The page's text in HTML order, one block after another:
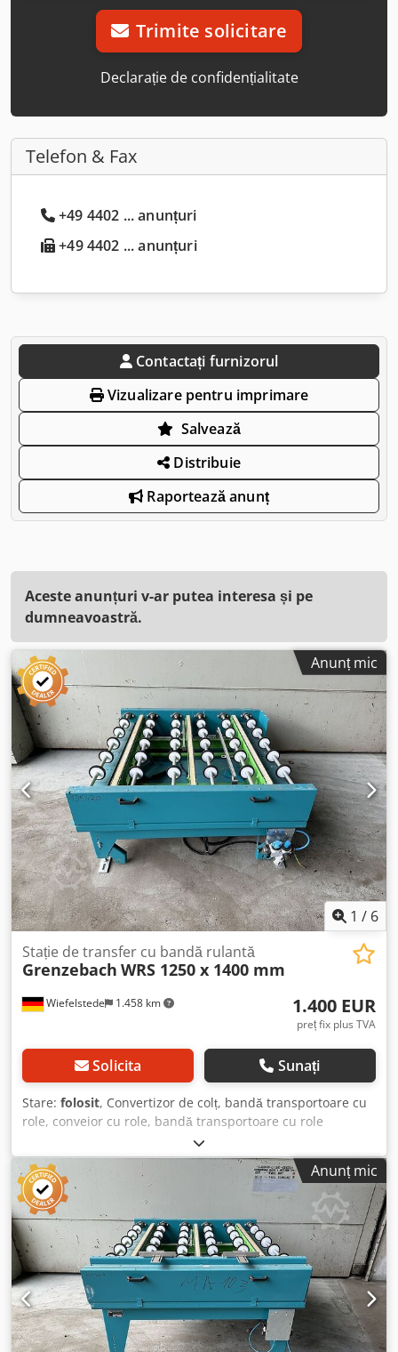
Trimite solicitare
Declarație de confidențialitate
Telefon & Fax
+49 4402 ... anunțuri
+49 4402 ... anunțuri
Contactați furnizorul
Vizualizare pentru imprimare
Salvează
Distribuie
Raportează anunț
Aceste anunțuri v-ar putea interesa și pe
dumneavoastră.
Anunț mic
1 / 6
Wiefelstede 1.458 km
Stație de transfer cu bandă rulantă
Grenzebach WRS 1250 x 1400 mm
1.400 EUR
preț fix plus TVA
Solicita Sunați
Stare: folosit, Convertizor de colț, bandă transportoare cu
role, conveior cu role, bandă transportoare cu role
acționată, conveior cu role cu extractor, stație de transfer -
Producător: Grenzebach, stație de transfer conveior cu role
tip WRS -Transmisie: SEW-Eurodrive 0,18 kW 1380/88 rpm /
0,18 kW 71 rpm -Distanță intermediară: 1500 mm -Lungime
de transport: 1250 mm -Distanța dintre axe: 250 mm -
Distanța dintre role: 250 mm -Role: cauciucate
Dodpfxotrhmqj Ahbskr -Ridicare: pneumatică -Lungime
bandă transportoare: 1400 mm / Distanță între benzi: 2x
480 mm -Număr: 1x stație de transfer disponibilă -
Dimensiuni transport: 1740/1550/H680 mm -Greutate: 410
kg
Anunț mic